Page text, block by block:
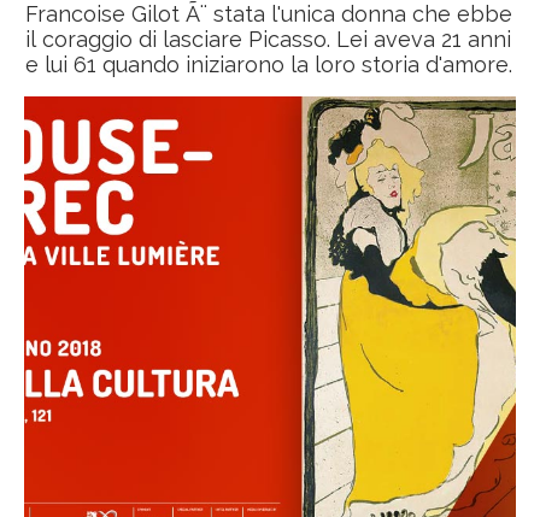
Francoise Gilot Ã¨ stata l'unica donna che ebbe
il coraggio di lasciare Picasso. Lei aveva 21 anni
e lui 61 quando iniziarono la loro storia d'amore.